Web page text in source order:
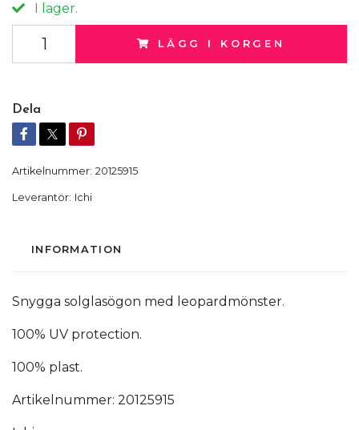
I lager.
LÄGG I KORGEN
Dela
Artikelnummer: 20125915
Leverantör: Ichi
INFORMATION
Snygga solglasögon med leopardmönster.
100% UV protection.
100% plast.
Artikelnummer: 20125915